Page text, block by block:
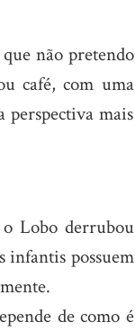
não pretendo
café, com uma
perspectiva mais
Lobo derrubou
infantis possuem
de como é